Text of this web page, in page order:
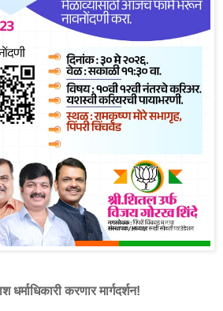
करणार मार्गदर्शन!